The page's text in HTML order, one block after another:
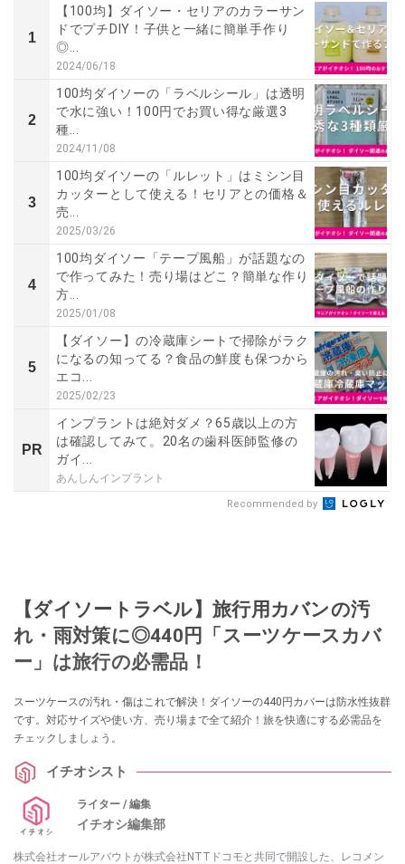
1
【100均】ダイソー・セリアのカラーサン
ドでプチDIY！子供と一緒に簡単手作り
◎...
2024/06/18
2
100均ダイソーの「ラベルシール」は透明
で水に強い！100円でお買い得な厳選3
種...
2024/11/08
3
100均ダイソーの「ルレット」はミシン目
カッターとして使える！セリアとの価格＆
売...
2025/03/26
4
100均ダイソー「テープ風船」が話題なの
で作ってみた！売り場はどこ？簡単な作り
方...
2025/01/08
5
【ダイソー】の冷蔵庫シートで掃除がラク
になるの知ってる？食品の鮮度も保つから
エコ...
2025/02/23
PR
インプラントは絶対ダメ？65歳以上の方
は確認してみて。20名の歯科医師監修の
ガイ...
あんしんインプラント
Recommended by
【ダイソートラベル】旅行用カバンの汚
れ・雨対策に◎440円「スーツケースカバ
ー」は旅行の必需品！
スーツケースの汚れ・傷はこれで解決！ダイソーの440円カバーは防水性抜群
です。対応サイズや使い方、売り場まで全て紹介！旅を快適にする必需品を
チェックしましょう。
イチオシスト
ライター / 編集
イチオシ編集部
株式会社オールアバウトが株式会社NTTドコモと共同で開設した、レコメン